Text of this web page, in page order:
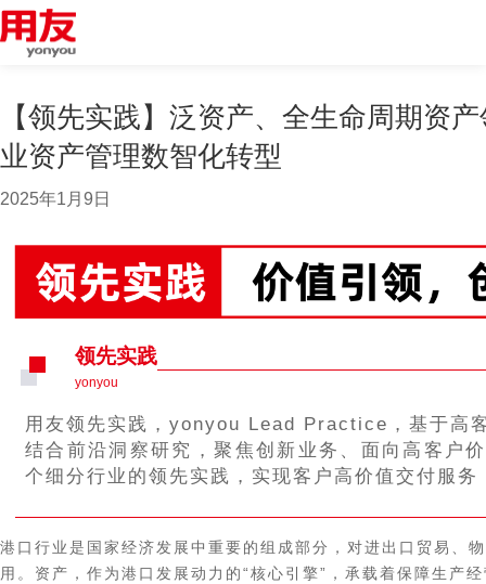
【领先实践】泛资产、全生命周期资
业资产管理数智化转型
2025年1月9日
领先实践
yonyou
用友领先实践，yonyou Lead Practice，基于高
结合前沿洞察研究，聚焦创新业务、面向高客户
个细分行业的领先实践，实现客户高价值交付服
港口行业是国家经济发展中重要的组成部分，对进出口贸易、
用。资产，作为港口发展动力的“核心引擎”，承载着保障生产